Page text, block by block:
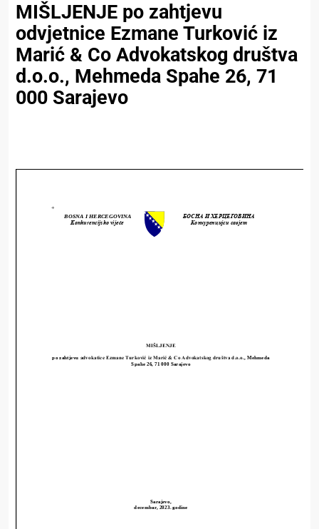
MIŠLJENJE po zahtjevu
odvjetnice Ezmane Turković iz
Marić & Co Advokatskog društva
d.o.o., Mehmeda Spahe 26, 71
000 Sarajevo